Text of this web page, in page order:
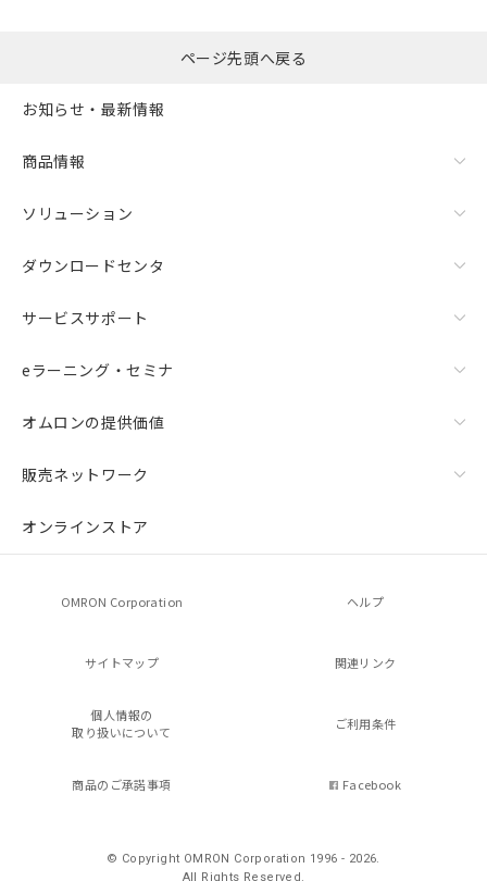
括ダウンロード
ページ先頭へ戻る
お知らせ・最新情報
商品情報
ソリューション
ダウンロードセンタ
サービスサポート
eラーニング・セミナ
オムロンの提供価値
販売ネットワーク
オンラインストア
OMRON Corporation ヘルプ
サイトマップ 関連リンク
個人情報の
取り扱いについて
ご利用条件
商品のご承諾事項 Facebook
© Copyright OMRON Corporation 1996 - 2026.
All Rights Reserved.